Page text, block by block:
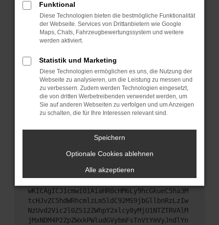
Das kann manchmal helfen, vorübergehende
Probleme zu beheben.
Stelle sicher, dass dein Browser und dein
Betriebssystem auf dem neuesten Stand sind.
Sicherheitsrisiko, sondern kann auch dazu führen,
dass bestimmte Funktionen nicht mehr
unterstützt werden.
Wende dich an den Webseitenbetreiber.
Wenn du alle oben genannten Schritte versucht
hast, kontaktiere uns bitte. Wir werden versuchen,
das Problem zu beheben. Du kannst uns diesen
Text schicken, um uns bei der Fehlersuche zu
unterstützen:
ewogICJuYW1lIjogIk5ldHdvcmtFcnJvciIsCiAgI
mNvbmZpZyI6IHsKICAgICJtZXRob2QiOiAiR0VUIi
wKICAgICJ1cmwiOiAiaHR0cHM6Ly9hcGkueC5ha3M
tcHJvZC5hdWRhcmlzLm5ldC92MS9jbGllbnRzLzIw
NzUvd2Vic2l0ZS12ZWhpY2xlcy8yMjU1NTZTRVAlM
jMxNDM4P2ZpZWxkPWludGVybmFsTnVtYmVyJndlYn
Funktional
Diese Technologien bieten die bestmögliche Funktionalität
der Webseite. Services von Drittanbietern wie Google
Maps, Chats, Fahrzeugbewertungssystem und weitere
werden aktiviert.
Statistik und Marketing
Diese Technologien ermöglichen es uns, die Nutzung der
Webseite zu analysieren, um die Leistung zu messen und
zu verbessern. Zudem werden Technologien eingesetzt,
die von dritten Werbetreibenden verwendet werden, um
Sie auf anderen Webseiten zu verfolgen und um Anzeigen
zu schalten, die für Ihre Interessen relevant sind.
Speichern
Optionale Cookies ablehnen
Alle akzeptieren